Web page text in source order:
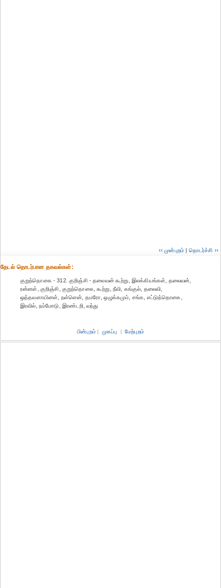
‹‹ முன்புறம் | தொடர்ச்சி ››
தேட‌ல் தொட‌ர்பான தகவ‌ல்க‌ள்:
குறுந்தொகை - 312. குறிஞ்சி - தலைவன் கூற்று, இலக்கியங்கள், தலைவன்,
ரன்னள், குறிஞ்சி, குறுந்தொகை, கூற்று, நீவி, கங்குல், தலைவி,
ஒத்தவளாயினள், நள்ளென், தமரோ, ஒழுக்கமும், சங்க, எட்டுத்தொகை,
இரவில், நம்மோடு, இரண்டறி, வந்து
பின்புறம் | முகப்பு | மேற்புறம்